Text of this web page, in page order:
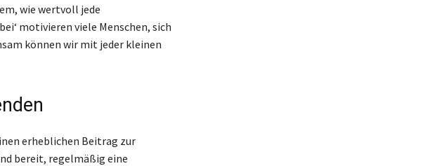
wie wertvoll jede
motivieren viele Menschen, sich
können wir mit jeder kleinen
erheblichen Beitrag zur
bereit, regelmäßig eine